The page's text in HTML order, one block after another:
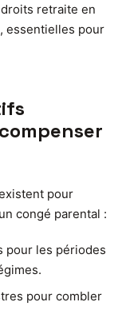
retraite en
essentielles pour
pour
congé parental :
pour les périodes
pour combler